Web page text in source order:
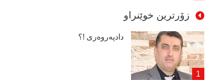
زۆرترین خوێنراو
دادپەروەری !؟